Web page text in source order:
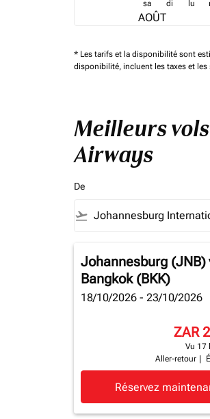
sa
AOÛT
di lu
* Les tarifs et la disponibilité sont
disponibilité, incluent les taxes et les
Meilleurs
Airways
De
flight_takeoff
Johannesburg (JNB)
Bangkok (BKK)
18/10/2026 - 23/10/2026
ZAR
Vu 17
Aller-retour
Réservez